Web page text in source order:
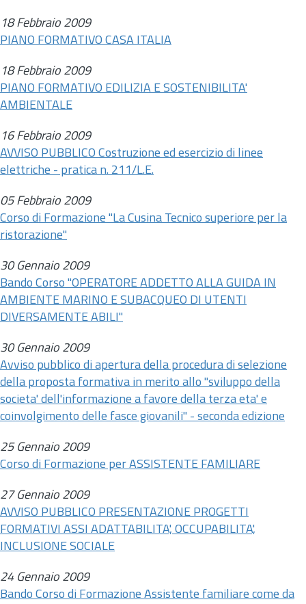
18 Febbraio 2009
PIANO FORMATIVO CASA ITALIA
18 Febbraio 2009
PIANO FORMATIVO EDILIZIA E SOSTENIBILITA'
AMBIENTALE
16 Febbraio 2009
AVVISO PUBBLICO Costruzione ed esercizio di linee
elettriche - pratica n. 211/L.E.
05 Febbraio 2009
Corso di Formazione "La Cusina Tecnico superiore per la
ristorazione"
30 Gennaio 2009
Bando Corso "OPERATORE ADDETTO ALLA GUIDA IN
AMBIENTE MARINO E SUBACQUEO DI UTENTI
DIVERSAMENTE ABILI"
30 Gennaio 2009
Avviso pubblico di apertura della procedura di selezione
della proposta formativa in merito allo "sviluppo della
societa' dell'informazione a favore della terza eta' e
coinvolgimento delle fasce giovanili" - seconda edizione
25 Gennaio 2009
Corso di Formazione per ASSISTENTE FAMILIARE
27 Gennaio 2009
AVVISO PUBBLICO PRESENTAZIONE PROGETTI
FORMATIVI ASSI ADATTABILITA', OCCUPABILITA',
INCLUSIONE SOCIALE
24 Gennaio 2009
Bando Corso di Formazione Assistente familiare come da